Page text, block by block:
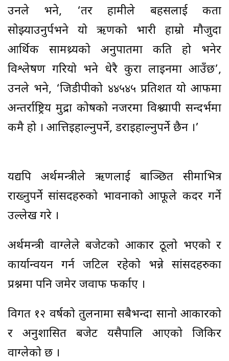
उनले भने, ‘तर हामीले बहसलाई कता
सोझ्याउनुर्पभने यो ऋणको भारी हाम्रो मौजुदा
आर्थिक सामथ्र्यको अनुपातमा कति हो भनेर
विश्लेषण गरियो भने धेरै कुरा लाइनमा आउँछ’,
उनले भने, ‘जिडीपीको ४४५४५ प्रतिशत यो आफैंमा
अन्तर्राष्ट्रिय मुद्रा कोषको नजरमा विश्व्यापी सन्दर्भमा
कमै हो । आत्तिइहाल्नुपर्ने, डराइहाल्नुपर्ने छैन ।’
यद्यपि अर्थमन्त्रीले ऋणलाई बाञ्छित सीमाभित्र
राख्नुपर्ने सांसदहरुको भावनाको आफूले कदर गर्ने
उल्लेख गरे ।
अर्थमन्त्री वाग्लेले बजेटको आकार ठूलो भएको र
कार्यान्वयन गर्न जटिल रहेको भन्ने सांसदहरुका
प्रश्नमा पनि जमेर जवाफ फर्काए ।
विगत १२ वर्षको तुलनामा सबैभन्दा सानो आकारको
र अनुशासित बजेट यसैपालि आएको जिकिर
वाग्लेको छ ।